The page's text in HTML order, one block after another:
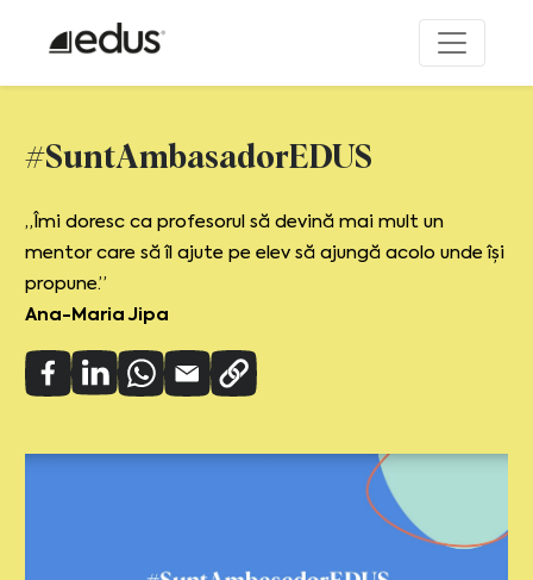
#SuntAmbasadorEDUS
„Îmi doresc ca profesorul să devină mai mult un
mentor care să îl ajute pe elev să ajungă acolo unde își
propune.”
Ana-Maria Jipa